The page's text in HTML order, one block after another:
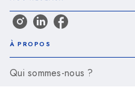
À PROPOS
Qui sommes-nous ?